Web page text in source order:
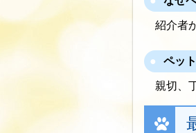
紹介者
ペッ
親切、